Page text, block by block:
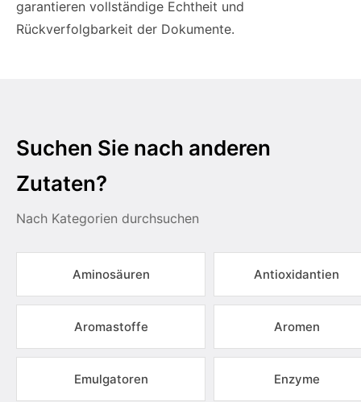
garantieren vollständige Echtheit und
Rückverfolgbarkeit der Dokumente.
Suchen Sie nach anderen
Zutaten?
Nach Kategorien durchsuchen
Aminosäuren Antioxidantien
Aromastoffe Aromen
Emulgatoren Enzyme